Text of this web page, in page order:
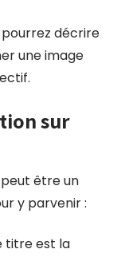
pourrez décrire
une image
sur
être un
y parvenir :
titre est la